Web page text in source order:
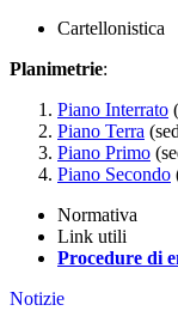
Cartellonistica
Planimetrie:
Piano Interrato
Piano Terra
Piano Primo
Piano Secondo
Normativa
Link utili
Procedure di
Notizie